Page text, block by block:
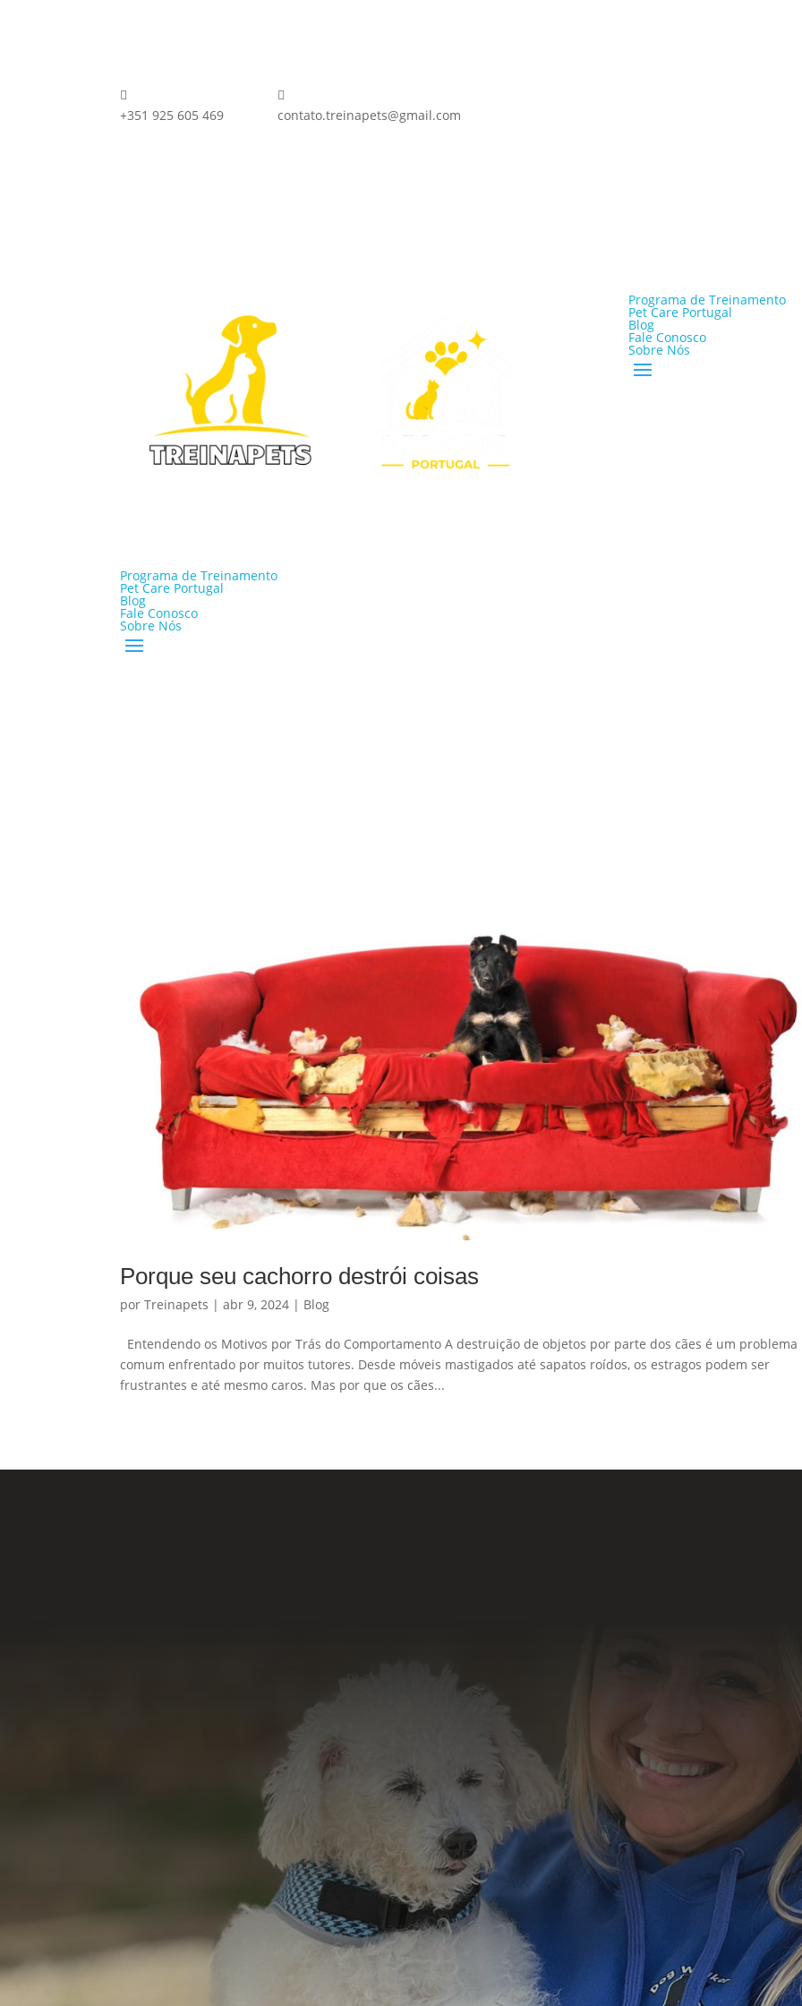

+351 925 605 469

contato.treinapets@gmail.com
Programa de Treinamento
Pet Care Portugal
Blog
Fale Conosco
Sobre Nós
Programa de Treinamento
Pet Care Portugal
Blog
Fale Conosco
Sobre Nós
Porque seu cachorro destrói coisas
porTreinapets |abr 9, 2024 | Blog
Entendendo os Motivos por Trás do Comportamento A destruição de objetos por parte dos cães é um problema
comum enfrentado por muitos tutores. Desde móveis mastigados até sapatos roídos, os estragos podem ser
frustrantes e até mesmo caros. Mas por que os cães...
Acesse e conheça o resultado
do nosso trabalho